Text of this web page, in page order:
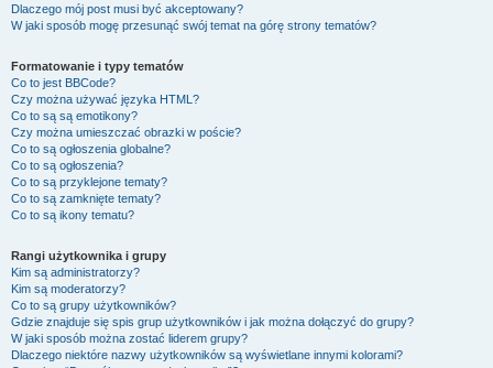
Dlaczego mój post musi być akceptowany?
W jaki sposób mogę przesunąć swój temat na górę strony tematów?
Formatowanie i typy tematów
Co to jest BBCode?
Czy można używać języka HTML?
Co to są są emotikony?
Czy można umieszczać obrazki w poście?
Co to są ogłoszenia globalne?
Co to są ogłoszenia?
Co to są przyklejone tematy?
Co to są zamknięte tematy?
Co to są ikony tematu?
Rangi użytkownika i grupy
Kim są administratorzy?
Kim są moderatorzy?
Co to są grupy użytkowników?
Gdzie znajduje się spis grup użytkowników i jak można dołączyć do grupy?
W jaki sposób można zostać liderem grupy?
Dlaczego niektóre nazwy użytkowników są wyświetlane innymi kolorami?